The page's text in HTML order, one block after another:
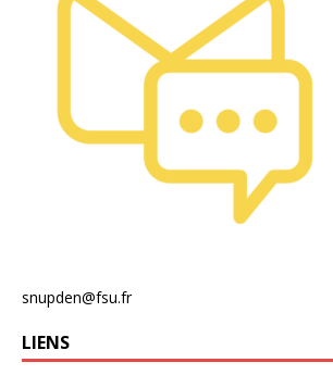
snupden@fsu.fr
LIENS